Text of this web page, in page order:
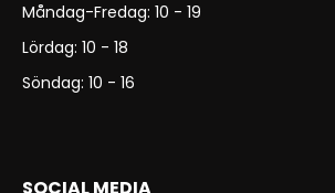
Måndag-Fredag: 10 - 19
Lördag: 10 - 18
Söndag: 10 - 16